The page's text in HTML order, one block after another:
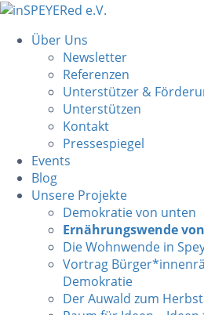
Über Uns
Newsletter
Referenzen
Unterstützer &
Unterstützen
Kontakt
Pressespiegel
Events
Blog
Unsere Projekte
Demokratie von unten
Ernährungswende
Die Wohnwende in
Vortrag
Demokratie
Der Auwald zum